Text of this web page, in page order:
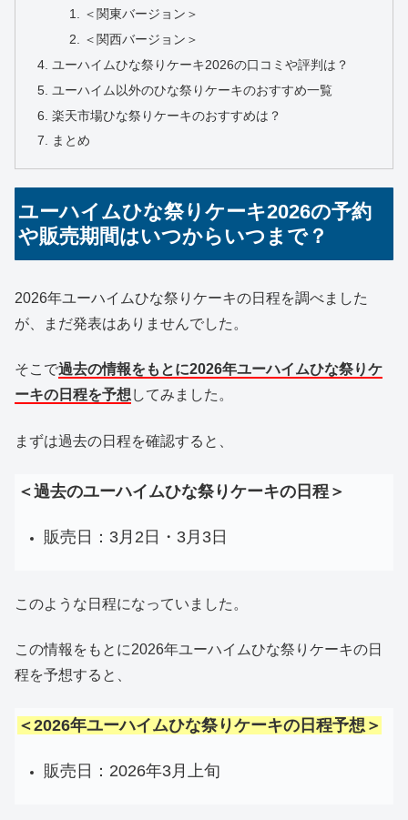
＜関東バージョン＞
＜関西バージョン＞
ユーハイムひな祭りケーキ2026の口コミや評判は？
ユーハイム以外のひな祭りケーキのおすすめ一覧
楽天市場ひな祭りケーキのおすすめは？
まとめ
ユーハイムひな祭りケーキ2026の予約
や販売期間はいつからいつまで？
2026年ユーハイムひな祭りケーキの日程を調べました
が、まだ発表はありませんでした。
そこで過去の情報をもとに2026年ユーハイムひな祭りケ
ーキの日程を予想してみました。
まずは過去の日程を確認すると、
＜過去のユーハイムひな祭りケーキの日程＞
販売日：3月2日・3月3日
このような日程になっていました。
この情報をもとに2026年ユーハイムひな祭りケーキの日
程を予想すると、
＜2026年ユーハイムひな祭りケーキの日程予想＞
販売日：2026年3月上旬